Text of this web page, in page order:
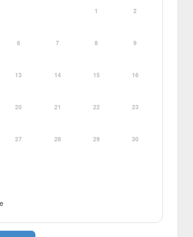
1 2
6 7 8 9
13 14 15 16
20 21 22 23
27 28 29 30